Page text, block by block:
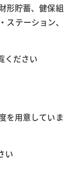
形貯蓄、健保組
テーション、
ください
を用意していま
い